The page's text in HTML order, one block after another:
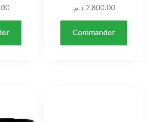
2,800.00 د.م.
Commander